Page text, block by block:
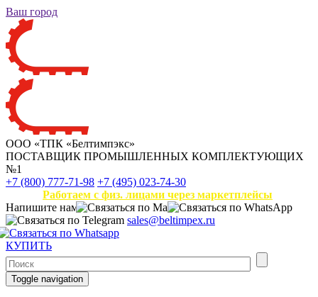
Ваш город
ООО «ТПК «Белтимпэкс»
ПОСТАВЩИК ПРОМЫШЛЕННЫХ КОМПЛЕКТУЮЩИХ
№1
+7 (800) 777-71-98 +7 (495) 023-74-30
Работаем с физ. лицами через маркетплейсы
Напишите нам
sales@beltimpex.ru
КУПИТЬ
Toggle navigation